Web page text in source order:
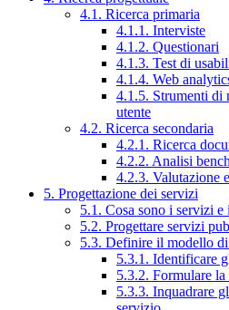
4.1. Ricerca primaria
4.1.1. Interviste
4.1.2. Questionari
4.1.3. Test di
4.1.4. Web
4.1.5. Strumenti di
utente
4.2. Ricerca secondaria
4.2.1. Ricerca
4.2.2. Analisi
4.2.3. Valutazione
5. Progettazione dei servizi
5.1. Cosa sono i servizi e
5.2. Progettare servizi
5.3. Definire il modello
5.3.1. Identificare
5.3.2. Formulare
5.3.3. Inquadrare